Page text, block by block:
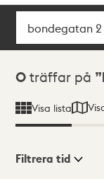
Sök
Sökresultat
0 träffar på
Visa lista
Filtrera tid